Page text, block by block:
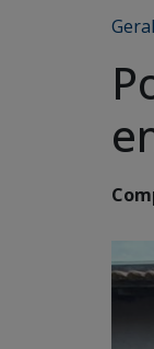
Geral